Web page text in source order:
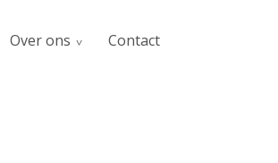
Over ons Contact